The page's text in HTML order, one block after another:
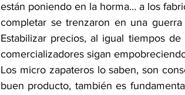
están poniendo en la horma… a los
completar se trenzaron en una
Estabilizar precios, al igual tiempos
comercializadores sigan
Los micro zapateros lo saben, son
buen producto, también es